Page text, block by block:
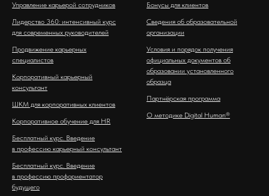
Управление карьерой сотрудников
Лидерство 360: интенсивный курс
для современных руководителей
Продвижение карьерных
специалистов
Корпоративный карьерный
консультант
ШКМ для корпоративных клиентов
Корпоративное обучение для HR
Бесплатный курс. Введение
в профессию карьерный консультант
Бесплатный курс. Введение
в профессию профориентатор
будущего
Бонусы для клиентов
Сведения об образовательной
организации
Условия и порядок получения
официальных документов об
образовании установленного
образца
Партнёрская программа
О методике Digital Human®